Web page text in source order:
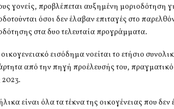
γονείς, προβλέπεται αυξημένη μοριοδότηση
όσοι δεν έλαβαν επιταγές στο
στα δυο τελευταία προγράμματα.
εισόδημα νοείται το ετήσιο
από την πηγή προέλευσής του,
2023.
είναι όλα τα τέκνα της οικογένειας που